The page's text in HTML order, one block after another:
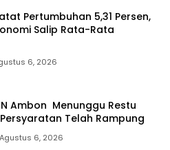
Pertumbuhan 5,31 Persen,
Salip Rata-Rata
6, 2026
Ambon Menunggu Restu
Telah Rampung
Agustus 6, 2026